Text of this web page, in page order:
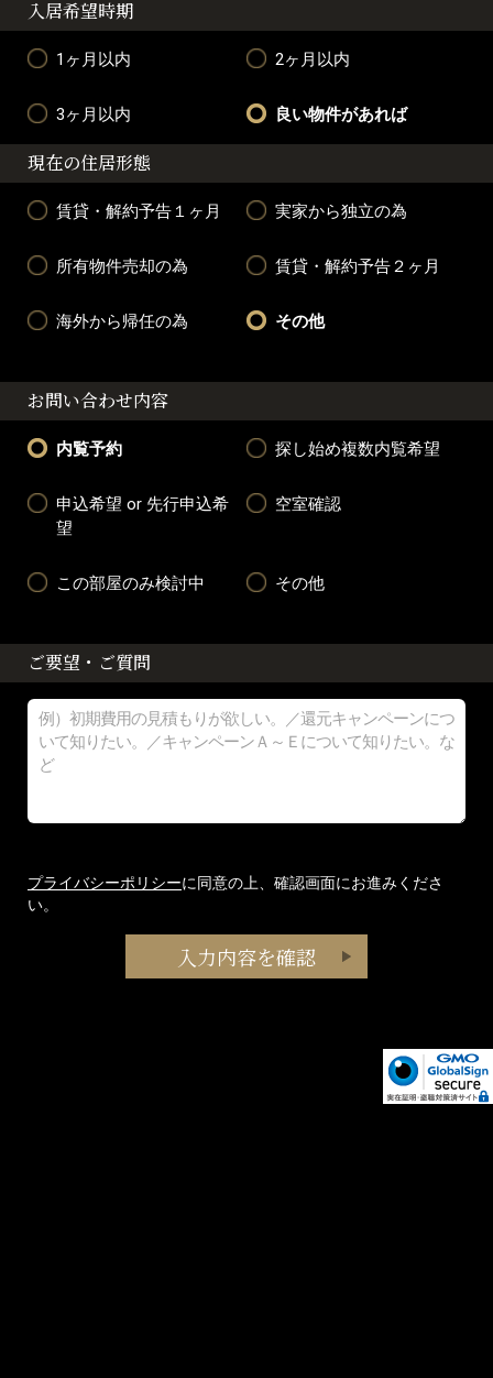
入居希望時期
1ヶ月以内 2ヶ月以内
3ヶ月以内 良い物件があれば
現在の住居形態
賃貸・解約予告１ヶ月 実家から独立の為
所有物件売却の為 賃貸・解約予告２ヶ月
海外から帰任の為 その他
お問い合わせ内容
内覧予約 探し始め複数内覧希望
申込希望 or 先行申込希
望
空室確認
この部屋のみ検討中 その他
ご要望・ご質問
プライバシーポリシーに同意の上、確認画面にお進みくださ
い。